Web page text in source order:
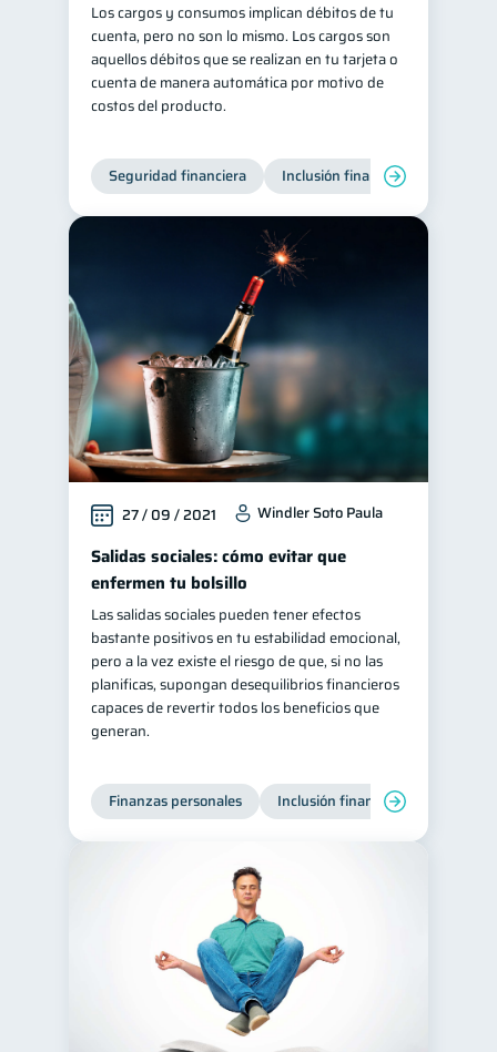
Los cargos y consumos implican débitos de tu
cuenta, pero no son lo mismo. Los cargos son
aquellos débitos que se realizan en tu tarjeta o
cuenta de manera automática por motivo de
costos del producto.
Seguridad financiera Inclusión financiera
27 / 09 / 2021 Windler Soto Paula
Salidas sociales: cómo evitar que
enfermen tu bolsillo
Las salidas sociales pueden tener efectos
bastante positivos en tu estabilidad emocional,
pero a la vez existe el riesgo de que, si no las
planificas, supongan desequilibrios financieros
capaces de revertir todos los beneficios que
generan.
Finanzas personales Inclusión financiera